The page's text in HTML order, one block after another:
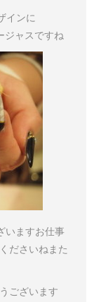
インに
ジャスですね
いますお仕事
ださいね また
ございます